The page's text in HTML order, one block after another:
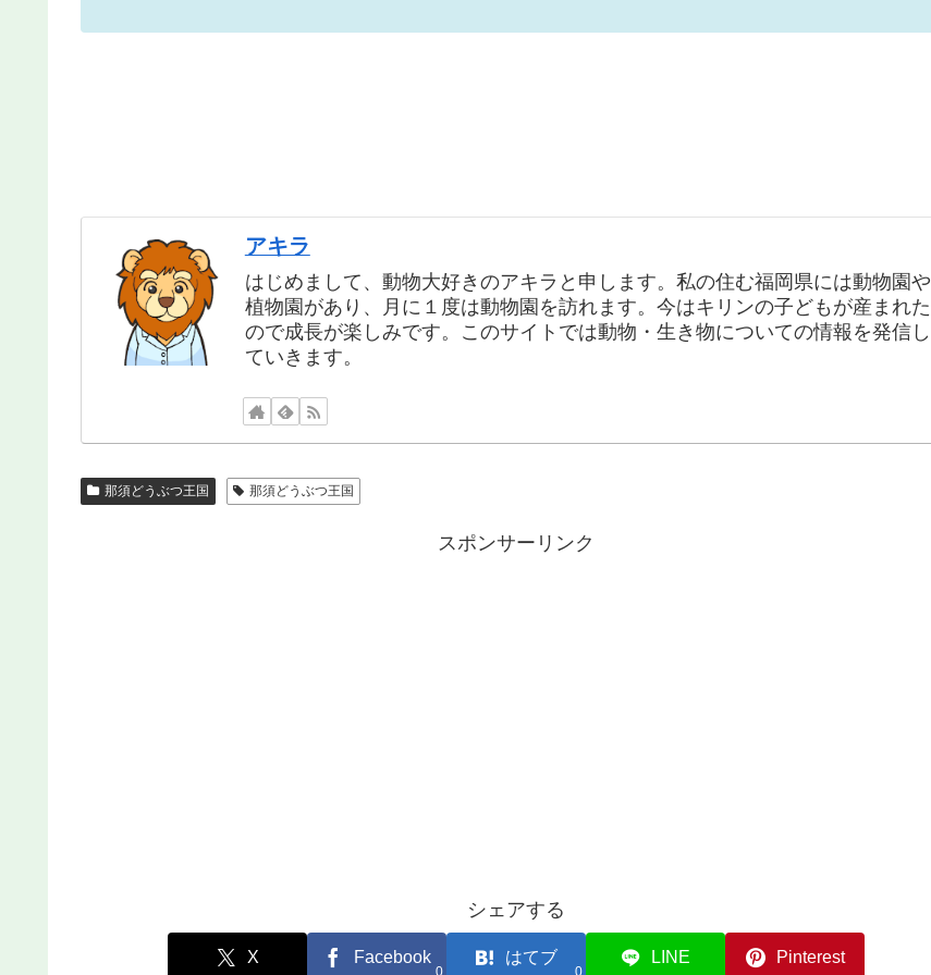
アキラ
はじめまして、動物大好きのアキラと申します。私の住む福岡県には動物園や
植物園があり、月に１度は動物園を訪れます。今はキリンの子どもが産まれた
ので成長が楽しみです。このサイトでは動物・生き物についての情報を発信し
ていきます。
那須どうぶつ王国 那須どうぶつ王国
スポンサーリンク
シェアする
X Facebook はてブ LINE Pinterest